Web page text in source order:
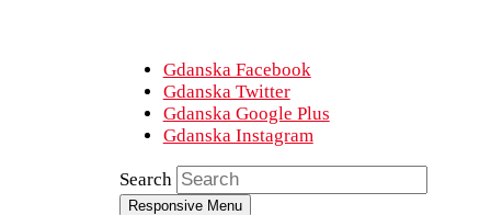
Gdanska Facebook
Gdanska Twitter
Gdanska Google Plus
Gdanska Instagram
Search
Responsive Menu